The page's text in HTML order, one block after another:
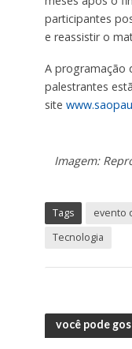
participantes
e reassistir o
A programação
palestrantes
site
Imagem:
Tags evento
Tecnologia
você pode